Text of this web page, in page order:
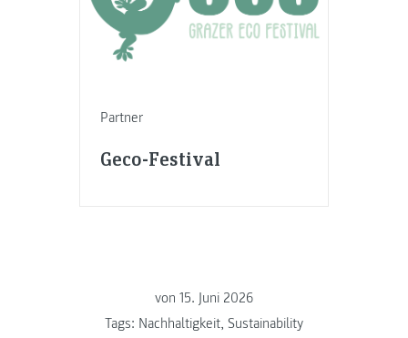
Partner
Geco-Festival
von 15. Juni 2026
Tags: Nachhaltigkeit, Sustainability